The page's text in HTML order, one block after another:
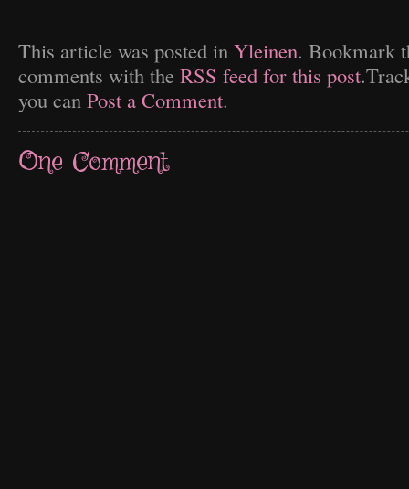
This article was posted in Yleinen. Bookmark
comments with the RSS feed for this post
you can Post a Comment.
One Comment